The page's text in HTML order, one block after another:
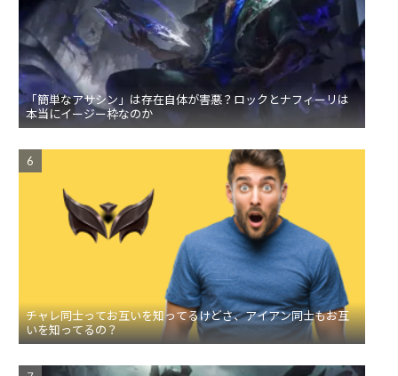
「簡単なアサシン」は存在自体が害悪？ロックとナフィーリは
本当にイージー枠なのか
チャレ同士ってお互いを知ってるけどさ、アイアン同士もお互
いを知ってるの？